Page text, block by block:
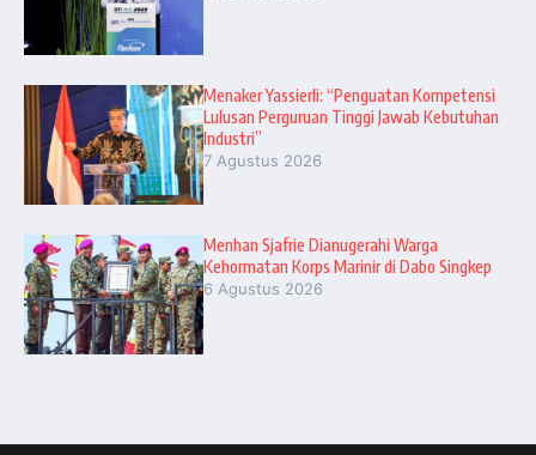
Menaker Yassierli: “Penguatan Kompetensi
Lulusan Perguruan Tinggi Jawab Kebutuhan
Industri”
7 Agustus 2026
Menhan Sjafrie Dianugerahi Warga
Kehormatan Korps Marinir di Dabo Singkep
6 Agustus 2026